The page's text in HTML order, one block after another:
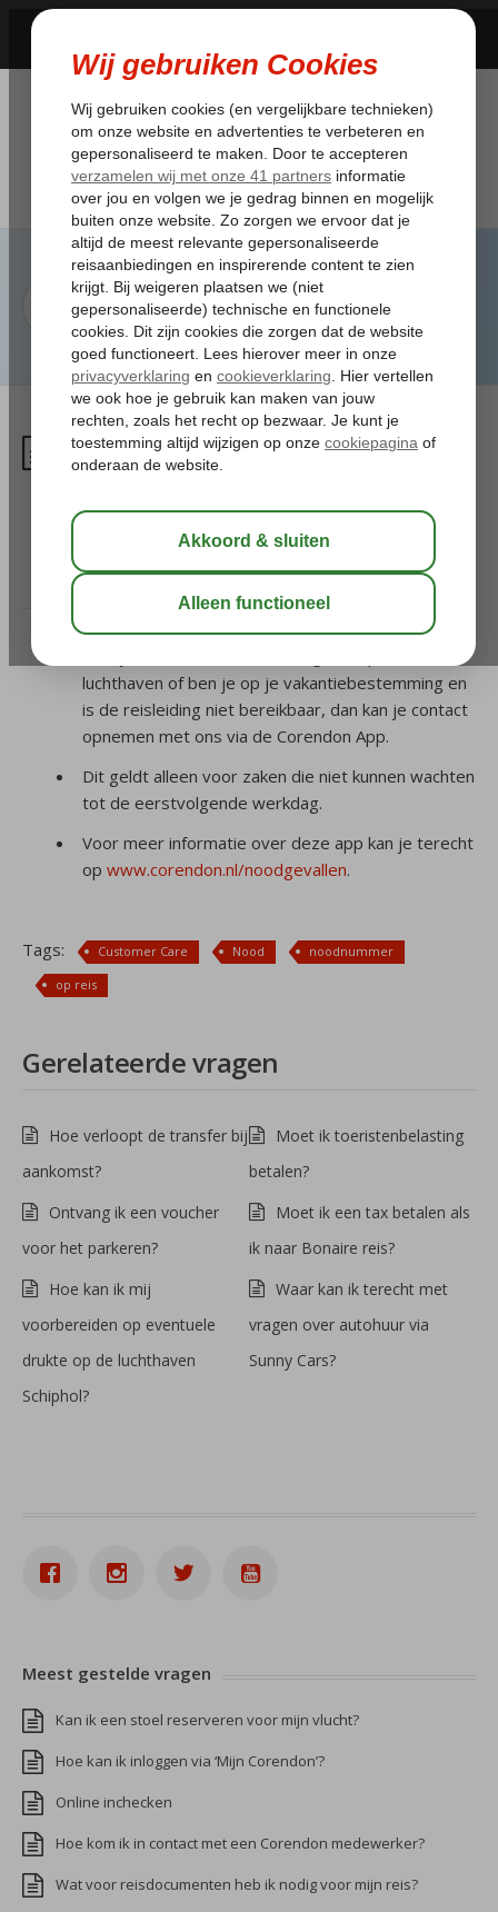
Hoe kan ik contact opnemen
met Corendon tijdens mijn
reis en verblijf?
Hoe kan ik contact opnemen met
Corendon tijdens mijn reis en verblijf?
luchthaven of ben je op je vakantiebestemming en
is de reisleiding niet bereikbaar, dan kan je contact
opnemen met ons via de Corendon App.
Dit geldt alleen voor zaken die niet kunnen wachten
tot de eerstvolgende werkdag.
Voor meer informatie over deze app kan je terecht
op www.corendon.nl/noodgevallen.
Tags: Customer Care Nood
noodnummer
op reis
Gerelateerde vragen
Hoe verloopt de transfer bij
aankomst?
Moet ik toeristenbelasting
betalen?
Ontvang ik een voucher
voor het parkeren?
Moet ik een tax betalen als
ik naar Bonaire reis?
Hoe kan ik mij
voorbereiden op eventuele
drukte op de luchthaven
Schiphol?
Waar kan ik terecht met
vragen over autohuur via
Sunny Cars?
Meest gestelde vragen
Kan ik een stoel reserveren voor mijn vlucht?
Hoe kan ik inloggen via ‘Mijn Corendon’?
Online inchecken
Hoe kom ik in contact met een Corendon medewerker?
Wat voor reisdocumenten heb ik nodig voor mijn reis?